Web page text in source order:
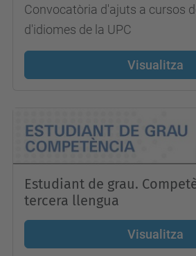
Convocatòria d'ajuts a cursos
d'idiomes de la UPC
Visualitza
Estudiant de grau.
tercera llengua
Visualitza